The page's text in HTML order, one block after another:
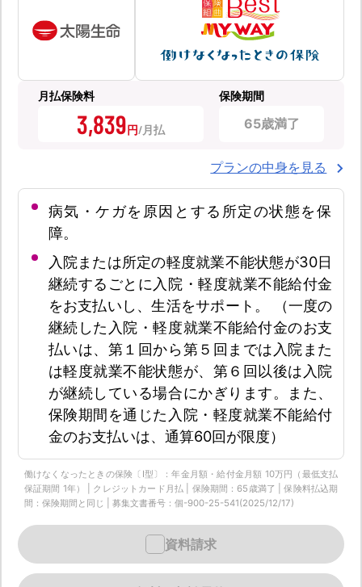
月払保険料
3,839円
保険期間
65歳満了
プランの中身を見る
病気・ケガを原因とする所定の状態を保
障。
入院または所定の軽度就業不能状態が30日
継続するごとに入院・軽度就業不能給付金
をお支払いし、生活をサポート。 （一度の
継続した入院・軽度就業不能給付金のお支
払いは、第１回から第５回までは入院また
は軽度就業不能状態が、第６回以後は入院
が継続している場合にかぎります。また、
保険期間を通じた入院・軽度就業不能給付
金のお支払いは、通算60回が限度）
働けなくなったときの保険〔Ⅰ型〕：年金月額・給付金月額 10万円（最低支払
保証期間 1年） | クレジットカード月払 | 保険期間：65歳満了 | 保険料払込期
間：保険期間と同じ | 募集文書番号：個-900-25-541(2025/12/17)
資料請求